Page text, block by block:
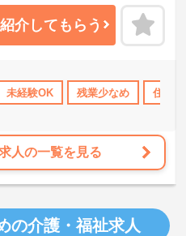
ボーナス・賞与あり 社会保
紹介してもらう
未経験OK 残業少なめ 住宅
人の一覧を見る
の介護・福祉求人